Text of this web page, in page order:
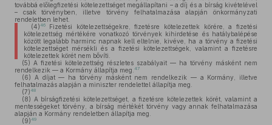
továbbá előlegfizetési kötelezettséget megállapítani – a díj és a bírság kivételével
– csak törvényben, illetve törvény felhatalmazása alapján önkormányzati
rendeletben lehet.
(4)46Fizetési kötelezettségekre, fizetésre kötelezettek körére, a fizetési
kötelezettség mértékére vonatkozó törvények kihirdetése és hatálybalépése
között legalább harminc napnak kell eltelnie, kivéve, ha a törvény a fizetési
kötelezettséget mérsékli és a fizetési kötelezettségek, valamint a fizetésre
kötelezettek körét nem bővíti.
(5) A fizetési kötelezettség részletes szabályait — ha törvény másként nem
rendelkezik — a Kormány állapítja meg. 47
(6) A díjat — ha törvény másként nem rendelkezik — a Kormány, illetve
felhatalmazás alapján a miniszter rendelettel állapítja meg.
(7)48
(8) A bírságfizetési kötelezettséget, a fizetésre kötelezettek körét, valamint a
mentességeket törvény, a bírság mértékét törvény vagy annak felhatalmazása
alapján a Kormány rendeletben állapítja meg.
(9)49